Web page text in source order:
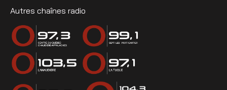
Autres chaînes radio